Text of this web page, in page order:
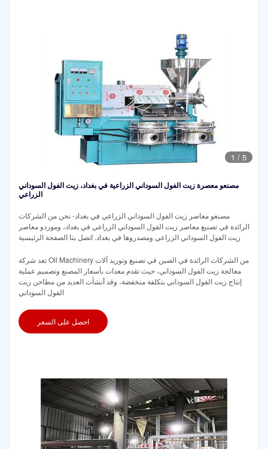
1 / 5
مصنعو معصرة زيت الفول السوداني الزراعية في بغداد، زيت الفول السوداني
الزراعي
مصنعو معاصر زيت الفول السوداني الزراعي في بغداد- نحن من الشركات
الرائدة في تصنيع معاصر زيت الفول السوداني الزراعي في بغداد، وموردو معاصر
زيت الفول السوداني الزراعي ومصدروها في بغداد. اتصل بنا الصفحة الرئيسية
تعد شركة Oil Machinery من الشركات الرائدة في الصين في تصنيع وتوريد آلات
معالجة زيت الفول السوداني، حيث تقدم معدات بأسعار المصنع وتصميم عملية
إنتاج زيت الفول السوداني بتكلفة منخفضة، وقد أنشأت العديد من مطاحن زيت
الفول السوداني
احصل على السعر